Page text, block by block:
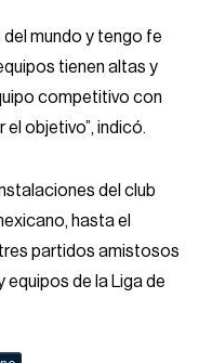
del mundo y tengo fe
tienen altas y
competitivo con
objetivo”, indicó.
del club
hasta el
partidos amistosos
equipos de la Liga de